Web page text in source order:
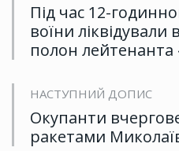
Під час 12-
воїни
полон лейтенанта
НАСТУПНИЙ ДОПИС
Окупанти
ракетами